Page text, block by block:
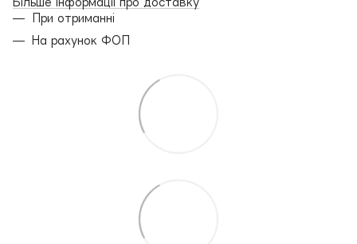
При отриманні
На рахунок ФОП